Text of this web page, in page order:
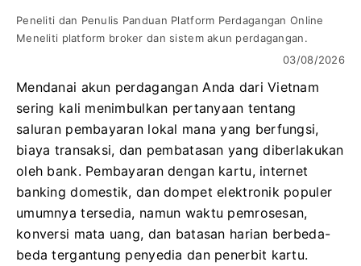
Peneliti dan Penulis Panduan Platform Perdagangan Online
Meneliti platform broker dan sistem akun perdagangan.
03/08/2026
Mendanai akun perdagangan Anda dari Vietnam
sering kali menimbulkan pertanyaan tentang
saluran pembayaran lokal mana yang berfungsi,
biaya transaksi, dan pembatasan yang diberlakukan
oleh bank. Pembayaran dengan kartu, internet
banking domestik, dan dompet elektronik populer
umumnya tersedia, namun waktu pemrosesan,
konversi mata uang, dan batasan harian berbeda-
beda tergantung penyedia dan penerbit kartu.